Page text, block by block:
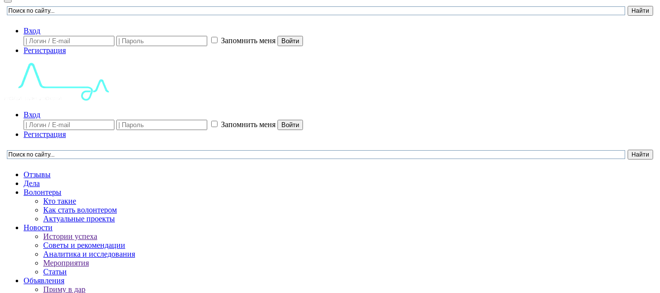
Вход
Запомнить меня
Войти
Регистрация
Вход
Запомнить меня
Войти
Регистрация
Отзывы
Дела
Волонтеры
Кто такие
Как стать волонтером
Актуальные проекты
Новости
Истории успеха
Советы и рекомендации
Аналитика и исследования
Мероприятия
Статьи
Объявления
Приму в дар